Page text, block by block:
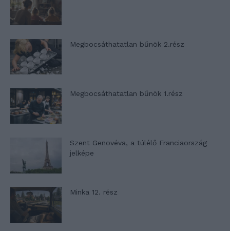
Megbocsáthatatlan bűnök 2.rész
Megbocsáthatatlan bűnök 1.rész
Szent Genovéva, a túlélő Franciaország
jelképe
Minka 12. rész